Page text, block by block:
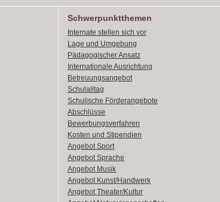
Schwerpunktthemen
Internate stellen sich vor
Lage und Umgebung
Pädagogischer Ansatz
Internationale Ausrichtung
Betreuungsangebot
Schulalltag
Schulische Förderangebote
Abschlüsse
Bewerbungsverfahren
Kosten und Stipendien
Angebot Sport
Angebot Sprache
Angebot Musik
Angebot Kunst/Handwerk
Angebot Theater/Kultur